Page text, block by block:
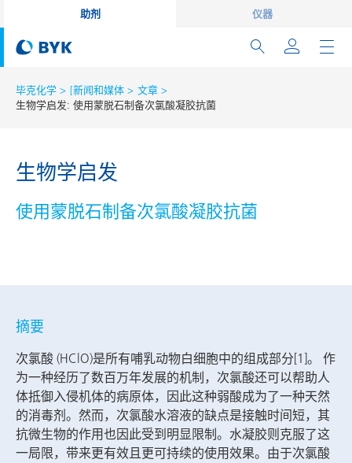
助剂 仪器
毕克化学 [新闻和媒体
文章
生物学启发: 使用蒙脱石制备次氯酸凝胶抗菌
生物学启发
使用蒙脱石制备次氯酸凝胶抗菌
摘要
次氯酸 (HClO)是所有哺乳动物白细胞中的组成部分[1]。 作
为一种经历了数百万年发展的机制，次氯酸还可以帮助人
体抵御入侵机体的病原体，因此这种弱酸成为了一种天然
的消毒剂。然而，次氯酸水溶液的缺点是接触时间短，其
抗微生物的作用也因此受到明显限制。水凝胶则克服了这
一局限，带来更有效且更可持续的使用效果。由于次氯酸